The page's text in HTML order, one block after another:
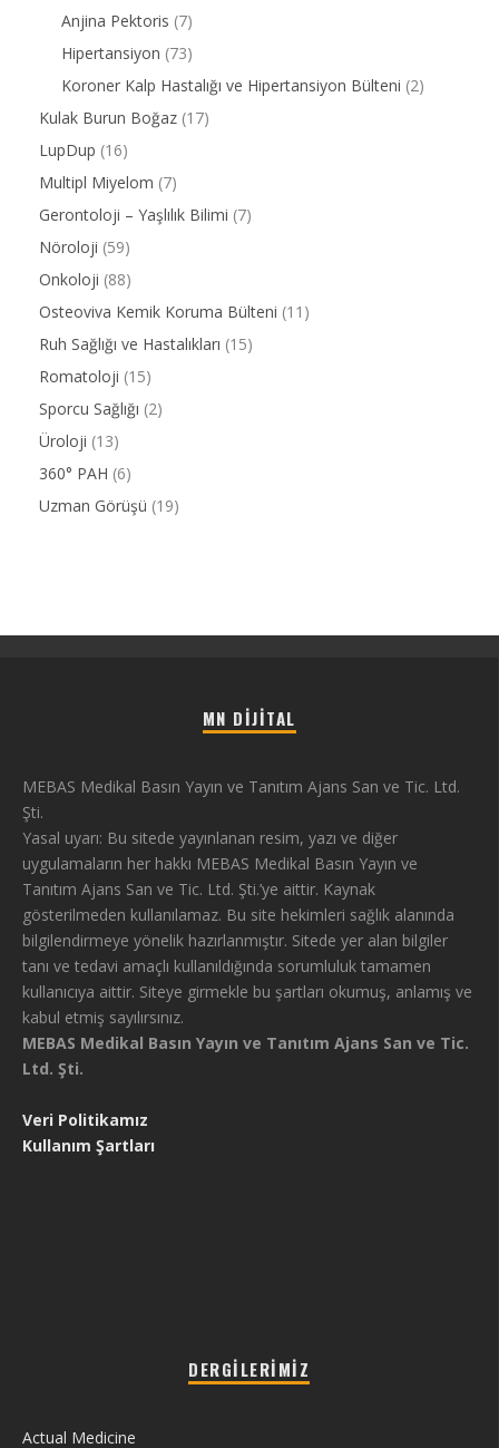
Anjina Pektoris (7)
Hipertansiyon (73)
Koroner Kalp Hastalığı ve Hipertansiyon Bülteni (2)
Kulak Burun Boğaz (17)
LupDup (16)
Multipl Miyelom (7)
Gerontoloji – Yaşlılık Bilimi (7)
Nöroloji (59)
Onkoloji (88)
Osteoviva Kemik Koruma Bülteni (11)
Ruh Sağlığı ve Hastalıkları (15)
Romatoloji (15)
Sporcu Sağlığı (2)
Üroloji (13)
360° PAH (6)
Uzman Görüşü (19)
MN DIJITAL
MEBAS Medikal Basın Yayın ve Tanıtım Ajans San ve Tic. Ltd.
Şti.
Yasal uyarı: Bu sitede yayınlanan resim, yazı ve diğer
uygulamaların her hakkı MEBAS Medikal Basın Yayın ve
Tanıtım Ajans San ve Tic. Ltd. Şti.’ye aittir. Kaynak
gösterilmeden kullanılamaz. Bu site hekimleri sağlık alanında
bilgilendirmeye yönelik hazırlanmıştır. Sitede yer alan bilgiler
tanı ve tedavi amaçlı kullanıldığında sorumluluk tamamen
kullanıcıya aittir. Siteye girmekle bu şartları okumuş, anlamış ve
kabul etmiş sayılırsınız.
MEBAS Medikal Basın Yayın ve Tanıtım Ajans San ve Tic.
Ltd. Şti.
Veri Politikamız
Kullanım Şartları
DERGILERIMIZ
Actual Medicine